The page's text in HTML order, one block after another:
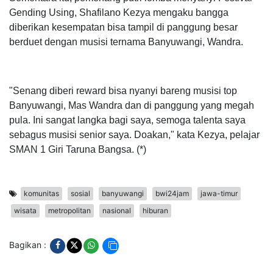
Gending Using, Shafilano Kezya mengaku bangga
diberikan kesempatan bisa tampil di panggung besar
berduet dengan musisi ternama Banyuwangi, Wandra.
"Senang diberi reward bisa nyanyi bareng musisi top
Banyuwangi, Mas Wandra dan di panggung yang megah
pula. Ini sangat langka bagi saya, semoga talenta saya
sebagus musisi senior saya. Doakan," kata Kezya, pelajar
SMAN 1 Giri Taruna Bangsa. (*)
komunitas sosial banyuwangi bwi24jam
jawa-timur
wisata
metropolitan nasional hiburan
Bagikan :